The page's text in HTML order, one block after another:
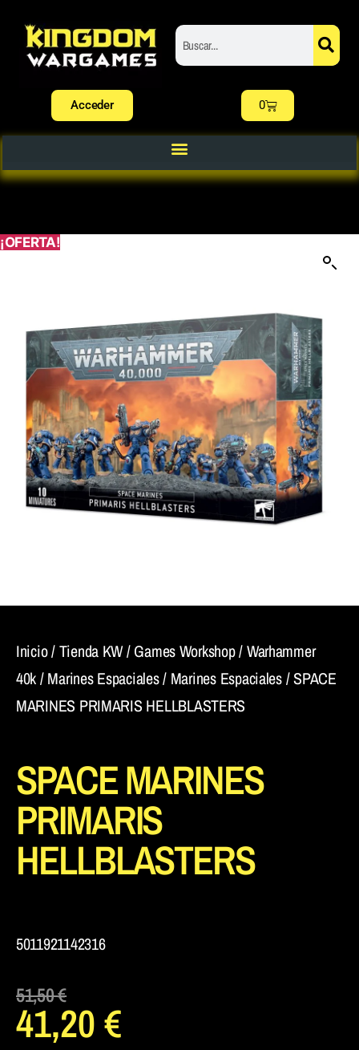
Acceder 0
¡OFERTA!
Inicio/Tienda KW/Games Workshop/Warhammer
40k/Marines Espaciales/ Marines Espaciales/ SPACE
MARINES PRIMARIS HELLBLASTERS
SPACE MARINES
PRIMARIS
HELLBLASTERS
5011921142316
51,50€
41,20€